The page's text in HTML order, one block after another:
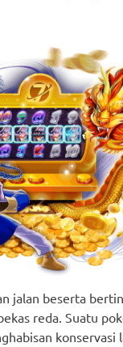
jalan beserta
reda. Suatu
konservasi